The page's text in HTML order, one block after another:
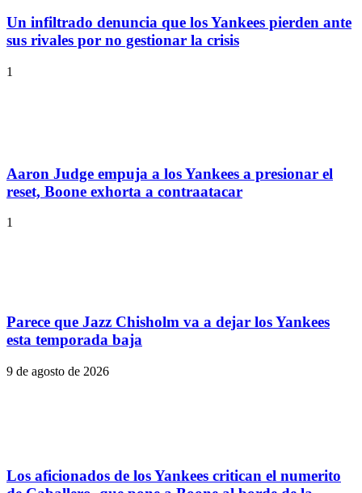
Un infiltrado denuncia que los Yankees pierden ante
sus rivales por no gestionar la crisis
1
Aaron Judge empuja a los Yankees a presionar el
reset, Boone exhorta a contraatacar
1
Parece que Jazz Chisholm va a dejar los Yankees
esta temporada baja
9 de agosto de 2026
Los aficionados de los Yankees critican el numerito